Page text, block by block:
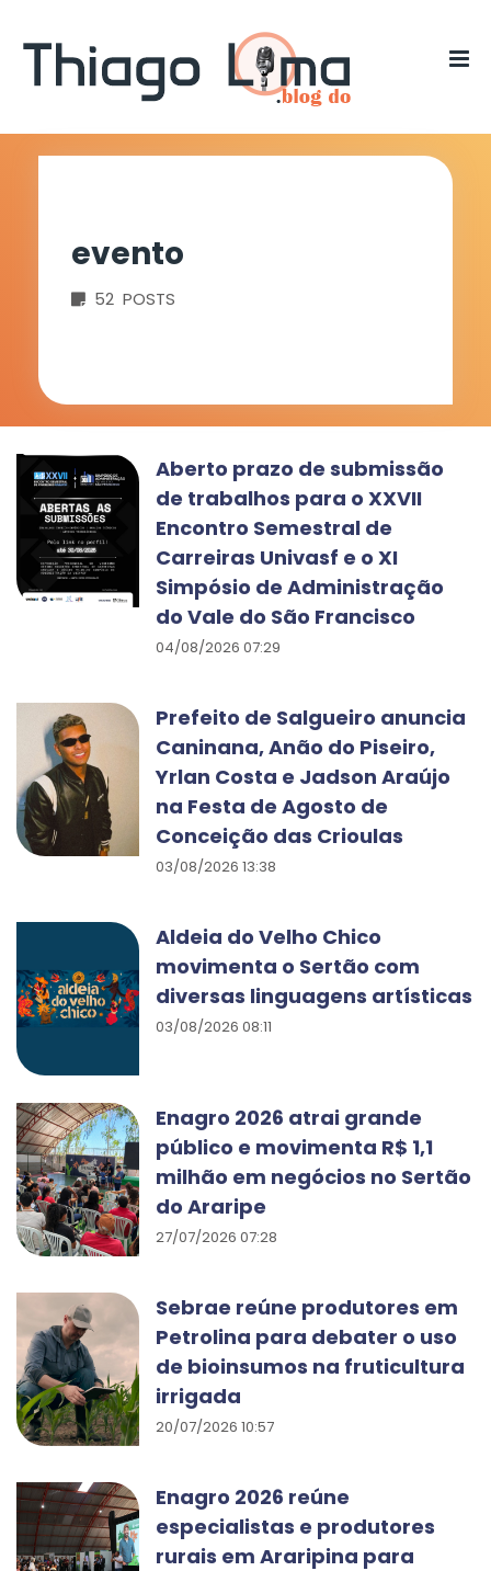
evento
52 POSTS
Aberto prazo de submissão
de trabalhos para o XXVII
Encontro Semestral de
Carreiras Univasf e o XI
Simpósio de Administração
do Vale do São Francisco
04/08/2026 07:29
Prefeito de Salgueiro anuncia
Caninana, Anão do Piseiro,
Yrlan Costa e Jadson Araújo
na Festa de Agosto de
Conceição das Crioulas
03/08/2026 13:38
Aldeia do Velho Chico
movimenta o Sertão com
diversas linguagens artísticas
03/08/2026 08:11
Enagro 2026 atrai grande
público e movimenta R$ 1,1
milhão em negócios no Sertão
do Araripe
27/07/2026 07:28
Sebrae reúne produtores em
Petrolina para debater o uso
de bioinsumos na fruticultura
irrigada
20/07/2026 10:57
Enagro 2026 reúne
especialistas e produtores
rurais em Araripina para